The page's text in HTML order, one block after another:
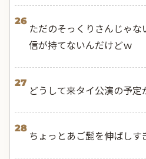
26
ただのそっくりさんじゃ
信が持てないんだけどｗ
27
どうして来タイ公演の予定
28
ちょっとあご髭を伸ばしす